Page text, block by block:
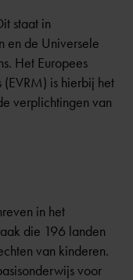
staat in
en de Universele
Het Europees
is hierbij het
verplichtingen van
in het
die 196 landen
van kinderen.
voor